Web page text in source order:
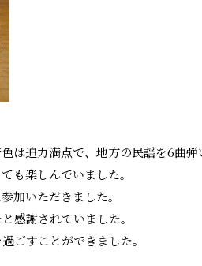
は迫力満点で、地方の民謡を6曲
も楽しんでいました。
加いただきました。
感謝されていました。
ごすことができました。